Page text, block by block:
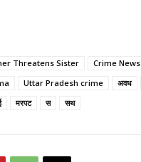
Threatens Sister Crime News
Uttar Pradesh crime अवध
मरपट स सथ